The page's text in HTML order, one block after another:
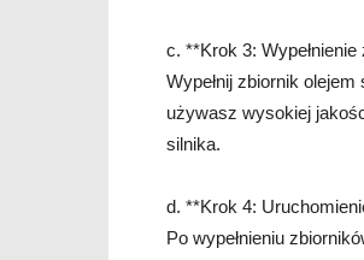
c. **Krok 3:
Wypełnij zbiornik
używasz wysokiej
silnika.
d. **Krok 4:
Po wypełnieniu